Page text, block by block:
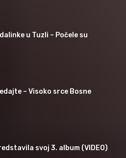
u Tuzli – Počele su
– Visoko srce Bosne
svoj 3. album (VIDEO)